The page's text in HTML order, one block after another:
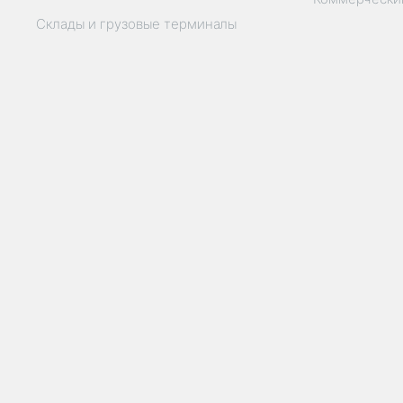
Склады и грузовые терминалы